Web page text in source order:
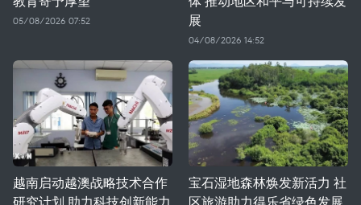
05/08/2026 07:52
展
04/08/2026 14:52
越南启动越澳战略技术合作
研究计划 助力科技创新能力
宝石湿地森林焕发新活力 社
区旅游助力得乐省绿色发展